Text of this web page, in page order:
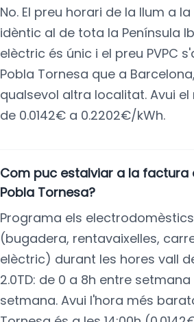
No. El preu horari de la llum a
idèntic al de tota la Península
elèctric és únic i el preu PVPC
Pobla Tornesa que a
qualsevol altra localitat. Avui
de 0.0142€ a 0.2202€/kWh.
Com puc estalviar a la factura
Pobla Tornesa?
Programa els
(bugadera, rentavaixelles,
elèctric) durant les hores vall
2.0TD: de 0 a 8h entre
setmana. Avui l'hora més